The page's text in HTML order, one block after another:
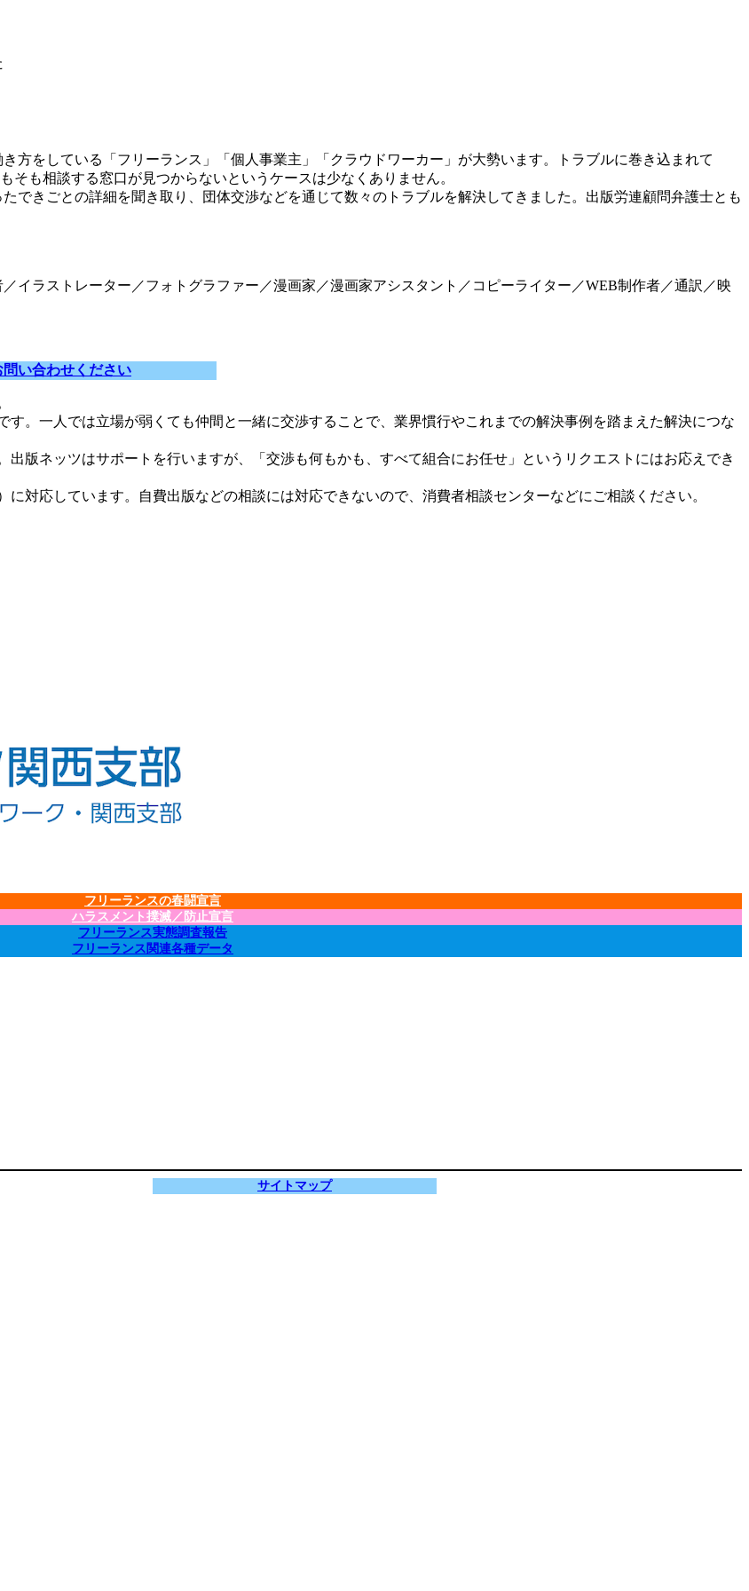
方をしている「フリーランス」「個人事業主」「クラウドワーカー」が大勢います。トラブルに巻き込まれて
そも相談する窓口が見つからないというケースは少なくありません。
できごとの詳細を聞き取り、団体交渉などを通じて数々のトラブルを解決してきました。出版労連顧問弁護士とも
イラストレーター／フォトグラファー／漫画家／漫画家アシスタント／コピーライター／WEB制作者／通訳／映
い合わせください
。一人では立場が弱くても仲間と一緒に交渉することで、業界慣行やこれまでの解決事例を踏まえた解決につな
出版ネッツはサポートを行いますが、「交渉も何もかも、すべて組合にお任せ」というリクエストにはお応えでき
対応しています。自費出版などの相談には対応できないので、消費者相談センターなどにご相談ください。
フリーランスの春闘宣言
ハラスメント撲滅／防止宣言
フリーランス実態調査報告
フリーランス関連各種データ
サイトマップ